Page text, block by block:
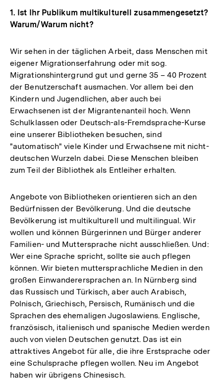
1. Ist Ihr Publikum multikulturell zusammengesetzt?
Warum/Warum nicht?
Wir sehen in der täglichen Arbeit, dass Menschen mit
eigener Migrationserfahrung oder mit sog.
Migrationshintergrund gut und gerne 35 – 40 Prozent
der Benutzerschaft ausmachen. Vor allem bei den
Kindern und Jugendlichen, aber auch bei
Erwachsenen ist der Migrantenanteil hoch. Wenn
Schulklassen oder Deutsch-als-Fremdsprache-Kurse
eine unserer Bibliotheken besuchen, sind
"automatisch" viele Kinder und Erwachsene mit nicht-
deutschen Wurzeln dabei. Diese Menschen bleiben
zum Teil der Bibliothek als Entleiher erhalten.
Angebote von Bibliotheken orientieren sich an den
Bedürfnissen der Bevölkerung. Und die deutsche
Bevölkerung ist multikulturell und multilingual. Wir
wollen und können Bürgerinnen und Bürger anderer
Familien- und Muttersprache nicht ausschließen. Und:
Wer eine Sprache spricht, sollte sie auch pflegen
können. Wir bieten muttersprachliche Medien in den
großen Einwanderersprachen an. In Nürnberg sind
das Russisch und Türkisch, aber auch Arabisch,
Polnisch, Griechisch, Persisch, Rumänisch und die
Sprachen des ehemaligen Jugoslawiens. Englische,
französisch, italienisch und spanische Medien werden
auch von vielen Deutschen genutzt. Das ist ein
attraktives Angebot für alle, die ihre Erstsprache oder
eine Schulsprache pflegen wollen. Neu im Angebot
haben wir übrigens Chinesisch.